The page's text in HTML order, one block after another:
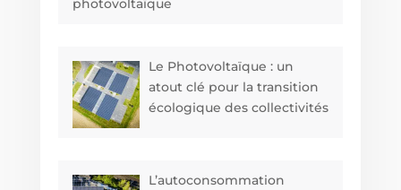
photovoltaïque
Le Photovoltaïque : un
atout clé pour la transition
écologique des collectivités
L’autoconsommation